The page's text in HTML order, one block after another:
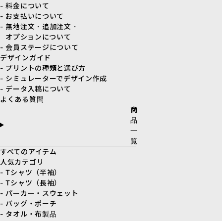
- 料金について
- お支払いについて
- 無地注文・追加注文・
オプションについて
- 会員ステージについて
デザインガイド
- プリントの種類と選び方
- シミュレーターでデザイン作成
- データ入稿について
よくある質問
商
品
一
覧
すべてのアイテム
人気カテゴリ
- Tシャツ（半袖）
- Tシャツ（長袖）
- パーカー・スウェット
- バッグ・ポーチ
- タオル・布製品